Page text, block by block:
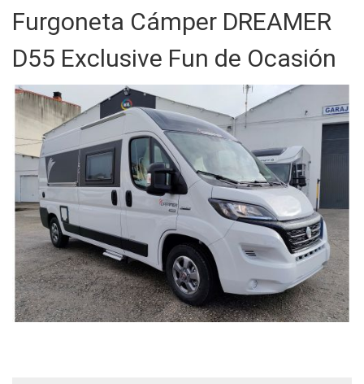
Furgoneta Cámper DREAMER
D55 Exclusive Fun de Ocasión